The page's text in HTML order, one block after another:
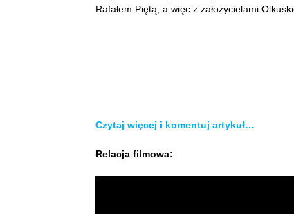
Rafałem Piętą, a więc z założycielami
Czytaj więcej i komentuj artykuł…
Relacja filmowa: